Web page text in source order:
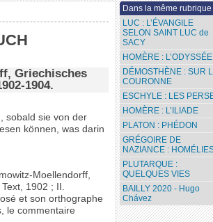
Griechisches
1904.
sobald sie von der
können, was darin
Moellendorff,
1902 ; II.
et son orthographe
le commentaire
Dans la même rubrique
LUC : L’ÉVANGILE
SELON SAINT LUC de
SACY
HOMÈRE : L’ODYSSÉE
DÉMOSTHÈNE : SUR
COURONNE
ESCHYLE : LES
HOMÈRE : L’ILIADE
PLATON : PHÉDON
GRÉGOIRE DE
NAZIANCE :
PLUTARQUE :
QUELQUES VIES
BAILLY 2020 - Hugo
Chávez